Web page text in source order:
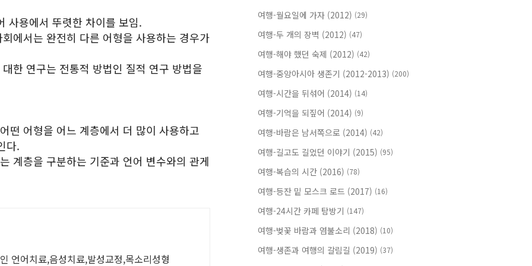
사용에서 뚜렷한 차이를 보임.
에서는 완전히 다른 어형을 사용하는 경우가
한 연구는 전통적 방법인 질적 연구 방법을
떤 어형을 어느 계층에서 더 많이 사용하고
다.
계층을 구분하는 기준과 언어 변수와의 관게
언어치료,음성치료,발성교정,목소리성형
여행-월요일에 가자 (2012) (29)
여행-두 개의 장벽 (2012) (47)
여행-해야 했던 숙제 (2012) (42)
여행-중앙아시아 생존기 (2012-2013) (200)
여행-시간을 뒤섞어 (2014) (14)
여행-기억을 되짚어 (2014) (9)
여행-바람은 남서쪽으로 (2014) (42)
여행-길고도 길었던 이야기 (2015) (95)
여행-복습의 시간 (2016) (78)
여행-등잔 밑 모스크 로드 (2017) (16)
여행-24시간 카페 탐방기 (147)
여행-벚꽃 바람과 염불소리 (2018) (10)
여행-생존과 여행의 갈림길 (2019) (37)